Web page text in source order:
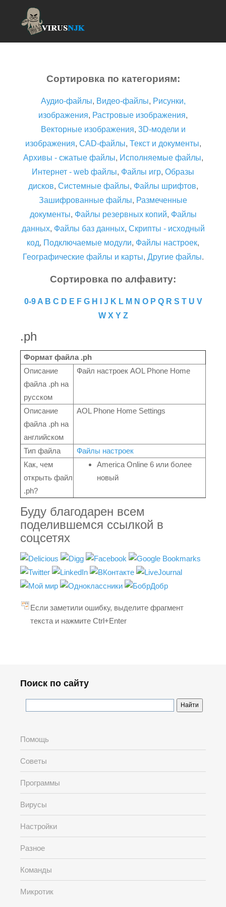
Сортировка по категориям:
Аудио-файлы, Видео-файлы, Рисунки,
изображения, Растровые изображения,
Векторные изображения, 3D-модели и
изображения, CAD-файлы, Текст и документы,
Архивы - сжатые файлы, Исполняемые файлы,
Интернет - web файлы, Файлы игр, Образы
дисков, Системные файлы, Файлы шрифтов,
Зашифрованные файлы, Размеченные
документы, Файлы резервных копий, Файлы
данных, Файлы баз данных, Скрипты - исходный
код, Подключаемые модули, Файлы настроек,
Географические файлы и карты, Другие файлы.
Сортировка по алфавиту:
0-9 A B C D E F G H J K L M N O P Q R S T U V
W X Y Z
.ph
Формат файла .ph
Описание
файла .ph на
русском
Файл настроек AOL Phone Home
Описание
файла .ph на
английском
AOL Phone Home Settings
Тип файла
Файлы настроек
Как, чем
открыть файл
.ph?
America Online 6 или более
новый
Буду благодарен всем
поделившемся ссылкой в
соцсетях
Если заметили ошибку, выделите фрагмент
текста и нажмите Ctrl+Enter
Поиск по сайту
Помощь
Советы
Программы
Вирусы
Настройки
Разное
Команды
Микротик